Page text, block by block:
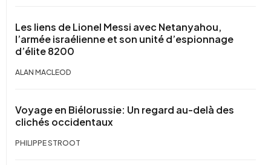
Les liens de Lionel Messi avec Netanyahou,
l’armée israélienne et son unité d’espionnage
d’élite 8200
ALAN MACLEOD
Voyage en Biélorussie: Un regard au-delà des
clichés occidentaux
PHILIPPE STROOT